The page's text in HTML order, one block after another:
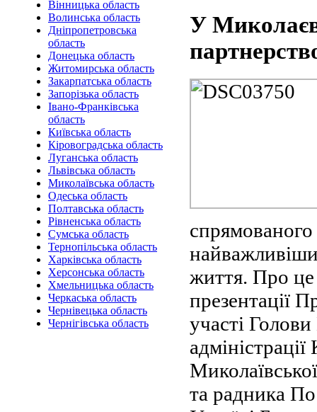
Вінницька область
Волинська область
Дніпропетровська
область
Донецька область
Житомирська область
Закарпатська область
Запорізька область
Івано-Франківська
область
Київська область
Кіровоградська область
Луганська область
Львівська область
Миколаївська область
Одеська область
Полтавська область
Рівненська область
Сумська область
Тернопільська область
Харківська область
Херсонська область
Хмельницька область
Черкаська область
Чернівецька область
Чернігівська область
У
життя. Про це
презентації
участі
та радника